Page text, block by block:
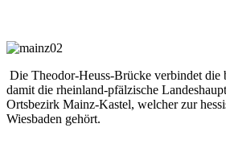
Die Theodor-Heuss-Brücke verbindet die
damit die rheinland-pfälzische
Ortsbezirk Mainz-Kastel, welcher zur
Wiesbaden gehört.